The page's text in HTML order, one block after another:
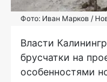
Фото: Иван Марков /
Власти
брусчатки на
особенностями